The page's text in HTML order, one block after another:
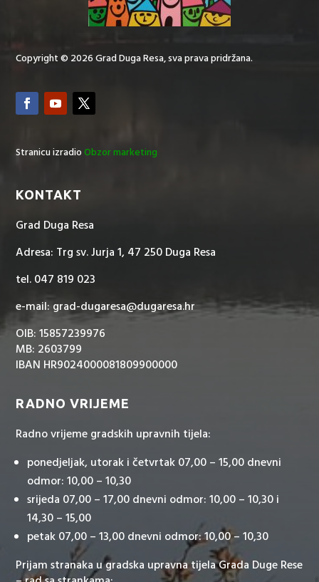
Copyright © 2026 Grad Duga Resa, sva prava pridržana.
Stranicu izradioObzor marketing
KONTAKT
Grad Duga Resa
Adresa: Trg sv. Jurja 1, 47 250 Duga Resa
tel. 047 819 023
e-mail: grad-dugaresa@dugaresa.hr
OIB: 15857239976
MB: 2603799
IBAN HR9024000081809900000
RADNO VRIJEME
Radno vrijeme gradskih upravnih tijela:
ponedjeljak, utorak i četvrtak 07,00 – 15,00 dnevni
odmor: 10,00 – 10,30
srijeda 07,00 – 17,00 dnevni odmor: 10,00 – 10,30 i
14,30 – 15,00
petak 07,00 – 13,00 dnevni odmor: 10,00 – 10,30
Prijam stranaka u gradska upravna tijela Grada Duge Rese